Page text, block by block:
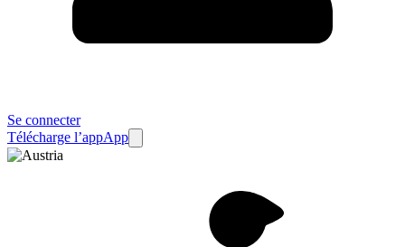
Se connecter
Télécharge l’appApp